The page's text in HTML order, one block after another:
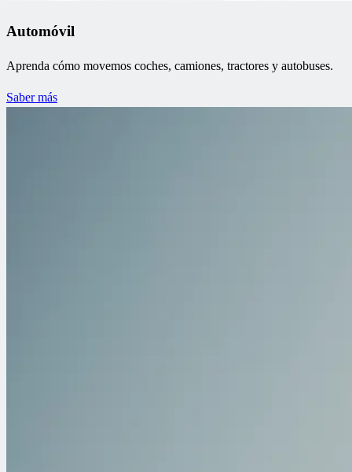
Automóvil
Aprenda cómo movemos coches, camiones, tractores y autobuses.
Saber más